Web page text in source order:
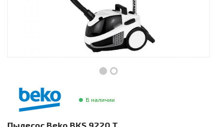
Инструменты и техника
Сантехника В наличии
Пылесос Beko BKS 9220 T